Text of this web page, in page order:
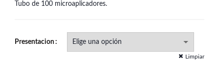
Tubo de 100 microaplicadores.
Presentacion
Limpiar